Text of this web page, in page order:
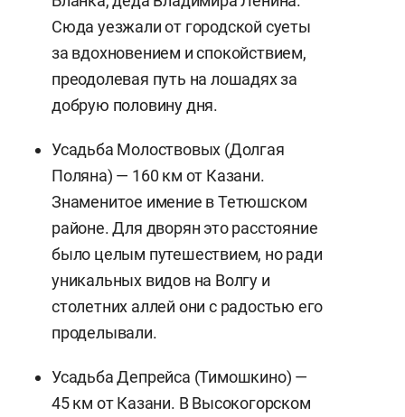
Сюда уезжали от городской суеты
за вдохновением и спокойствием,
преодолевая путь на лошадях за
добрую половину дня.
Усадьба Молоствовых (Долгая
Поляна) — 160 км от Казани.
Знаменитое имение в Тетюшском
районе. Для дворян это расстояние
было целым путешествием, но ради
уникальных видов на Волгу и
столетних аллей они с радостью его
проделывали.
Усадьба Депрейса (Тимошкино) —
45 км от Казани. В Высокогорском